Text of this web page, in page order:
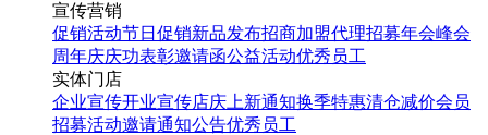
宣传营销
促销活动节日促销新品发布招商加盟代理招募年会峰会
周年庆庆功表彰邀请函公益活动优秀员工
实体门店
企业宣传开业宣传店庆 上新通知换季特惠清仓减价会员
招募活动邀请通知公告优秀员工